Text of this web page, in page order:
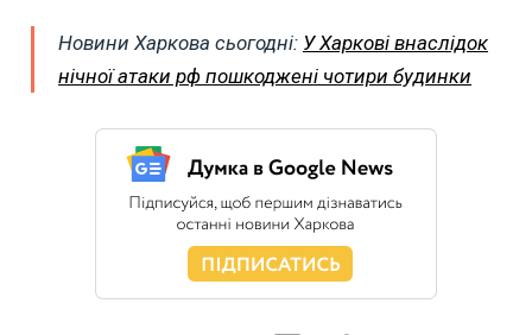
Новини Харкова сьогодні: У Харкові внаслідок
нічної атаки рф пошкоджені чотири будинки